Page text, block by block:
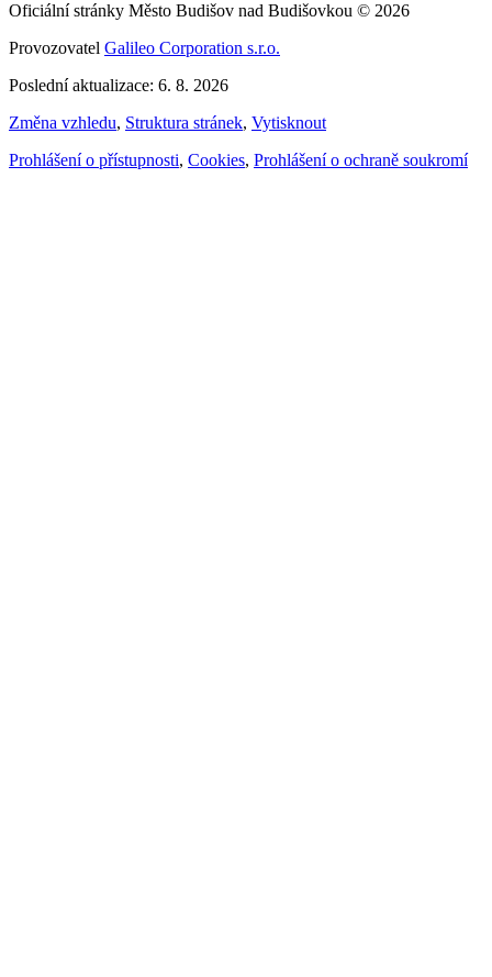
Oficiální stránky Město Budišov nad Budišovkou © 2026
Provozovatel Galileo Corporation s.r.o.
Poslední aktualizace: 6. 8. 2026
Změna vzhledu, Struktura stránek, Vytisknout
Prohlášení o přístupnosti, Cookies, Prohlášení o ochraně soukromí